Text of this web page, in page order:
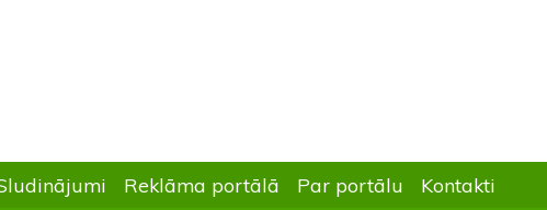
Reklāma portālā Par portālu Kontakti